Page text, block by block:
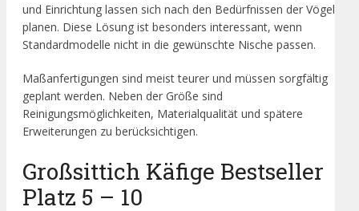
und Einrichtung lassen sich nach den Bedürfnissen der Vögel
planen. Diese Lösung ist besonders interessant, wenn
Standardmodelle nicht in die gewünschte Nische passen.
Maßanfertigungen sind meist teurer und müssen sorgfältig
geplant werden. Neben der Größe sind
Reinigungsmöglichkeiten, Materialqualität und spätere
Erweiterungen zu berücksichtigen.
Großsittich Käfige Bestseller
Platz 5 – 10